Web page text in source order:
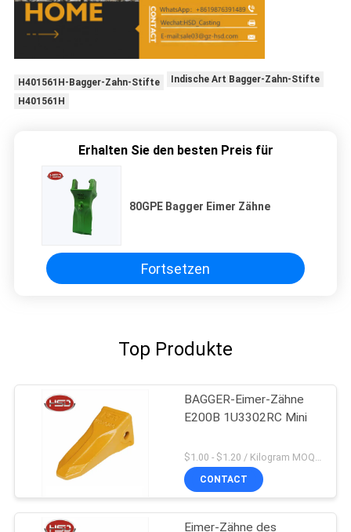
H401561H-Bagger-Zahn-Stifte
Indische Art Bagger-Zahn-Stifte
H401561H
Erhalten Sie den besten Preis für
80GPE Bagger Eimer Zähne
Fortsetzen
Top Produkte
BAGGER-Eimer-Zähne
E200B 1U3302RC Mini
$1.00 - $1.20 / Kilogram MOQ:100 Kilogramm/Kilogramm
CONTACT
Eimer-Zähne des